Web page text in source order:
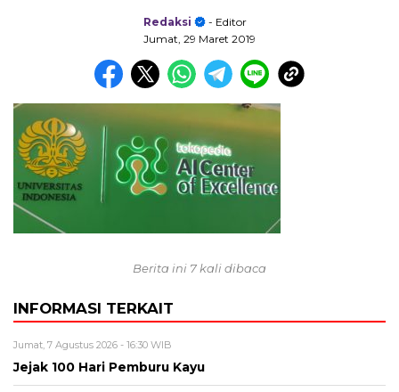
Redaksi
- Editor
Jumat, 29 Maret 2019
Berita ini 7 kali dibaca
INFORMASI TERKAIT
Jumat, 7 Agustus 2026 - 16:30 WIB
Jejak 100 Hari Pemburu Kayu